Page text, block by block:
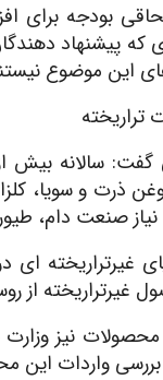
پیشنهاد
این موضوع
ذرت و سویا،
صنعت دام،
ای
غیرتراریخته از
نیز
واردات این